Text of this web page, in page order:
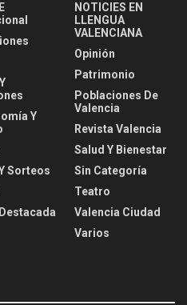
Y
Sorteos
NOTICIES EN
LLENGUA
VALENCIANA
Opinión
Patrimonio
Poblaciones De
Valencia
Revista Valencia
Salud Y Bienestar
Sin Categoría
Teatro
Valencia Ciudad
Varios